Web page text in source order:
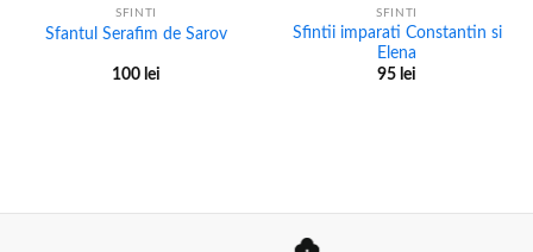
SFINTI
Sfantul Serafim de Sarov
100 lei
SFINTI
Sfintii imparati Constantin si
Elena
95 lei